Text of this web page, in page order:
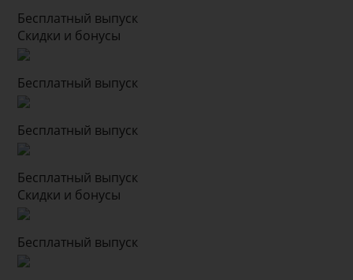
Бесплатный выпуск
Скидки и бонусы
Бесплатный выпуск
Бесплатный выпуск
Бесплатный выпуск
Скидки и бонусы
Бесплатный выпуск